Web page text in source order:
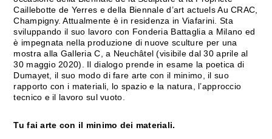
Caillebotte de Yerres e della Biennale d’art actuels Au CRAC,
Champigny. Attualmente è in residenza in Viafarini. Sta
sviluppando il suo lavoro con Fonderia Battaglia a Milano ed
è impegnata nella produzione di nuove sculture per una
mostra alla Galleria C, a Neuchâtel (visibile dal 30 aprile al
30 maggio 2020). Il dialogo prende in esame la poetica di
Dumayet, il suo modo di fare arte con il minimo, il suo
rapporto con i materiali, lo spazio e la natura, l’approccio
tecnico e il lavoro sul vuoto.
Tu fai arte con il minimo dei materiali.